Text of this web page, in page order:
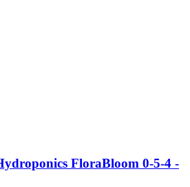
FloraBloom 0-5-4 -